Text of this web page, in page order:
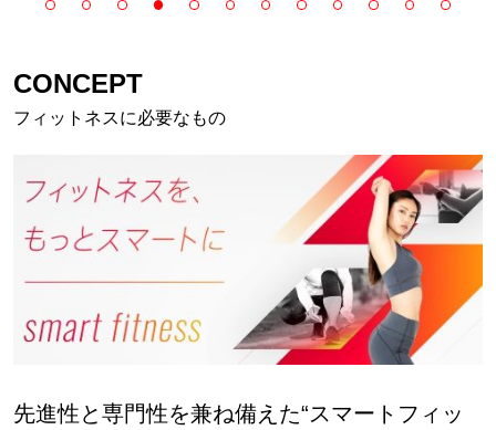
CONCEPT
フィットネスに必要なもの
先進性と専門性を兼ね備えた“スマートフィッ